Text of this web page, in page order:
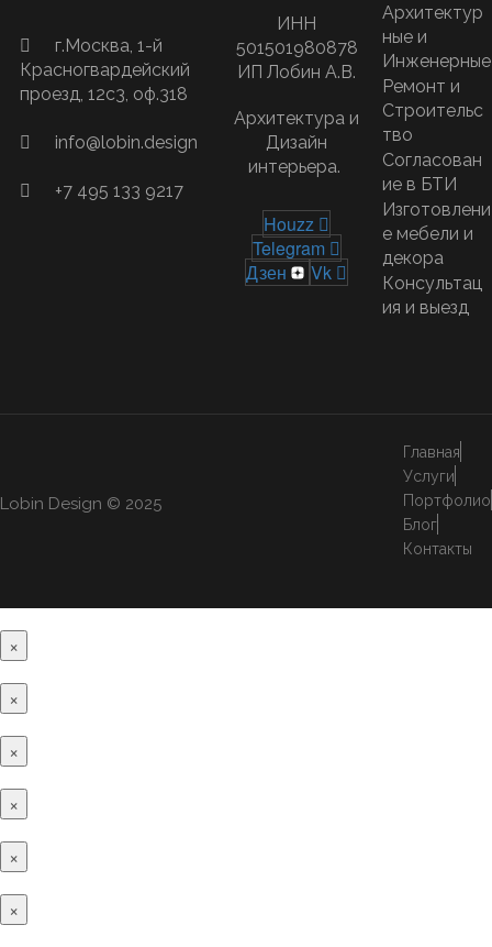
г.Москва,​ 1-й
Красногвардейский
проезд, 12с3, оф.318
info@lobin.design
+7 495 133 9217
ИНН
501501980878
ИП Лобин А.В.
Архитектура и
Дизайн
интерьера.
Houzz
Telegram
Дзен
Vk
Архитектур
ные и
Инженерные
Ремонт и
Строительс
тво
Согласован
ие в БТИ
Изготовлени
е мебели и
декора
Консультац
ия и выезд
Lobin Design © 2025
Главная
Услуги
Портфолио
Блог
Контакты
×
×
×
×
×
×